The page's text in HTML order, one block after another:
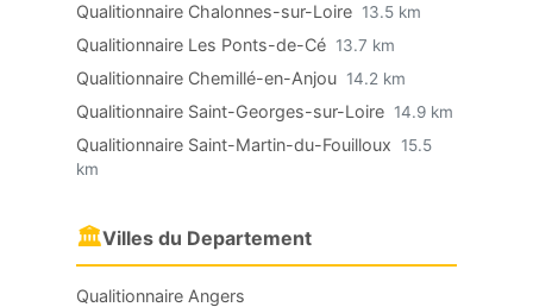
Qualitionnaire Chalonnes-sur-Loire 13.5 km
Qualitionnaire Les Ponts-de-Cé 13.7 km
Qualitionnaire Chemillé-en-Anjou 14.2 km
Qualitionnaire Saint-Georges-sur-Loire 14.9 km
Qualitionnaire Saint-Martin-du-Fouilloux
15.5
km
🏛Villes du Departement
Qualitionnaire Angers